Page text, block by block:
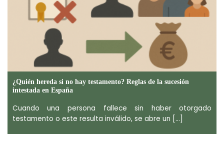
¿Quién hereda si no hay testamento? Reglas de la sucesión
intestada en España
Cuando una persona fallece sin haber otorgado
testamento o este resulta inválido, se abre un [...]